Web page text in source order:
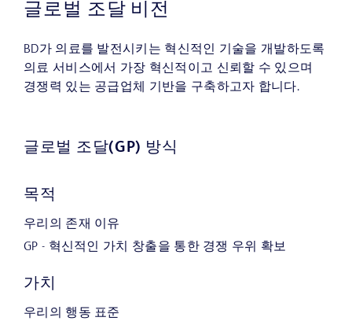
글로벌 조달 비전
BD가 의료를 발전시키는 혁신적인 기술을 개발하도록
의료 서비스에서 가장 혁신적이고 신뢰할 수 있으며
경쟁력 있는 공급업체 기반을 구축하고자 합니다.
글로벌 조달(GP) 방식
목적
우리의 존재 이유
GP - 혁신적인 가치 창출을 통한 경쟁 우위 확보
가치
우리의 행동 표준